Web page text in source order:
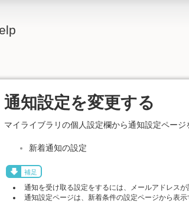
通知設定を変更する
マイライブラリの個人設定欄から通知設定ページ
新着通知の設定
補足
通知を受け取る設定をするには、メールアドレスが
通知設定ページは、新着条件の設定ページから表示